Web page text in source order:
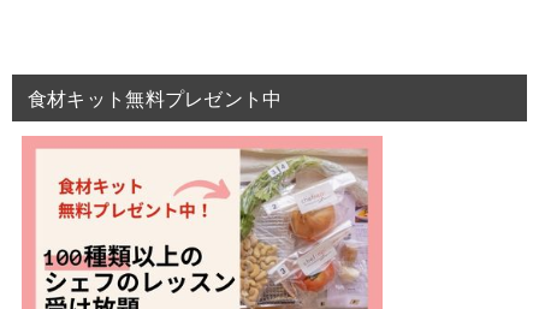
食材キット無料プレゼント中